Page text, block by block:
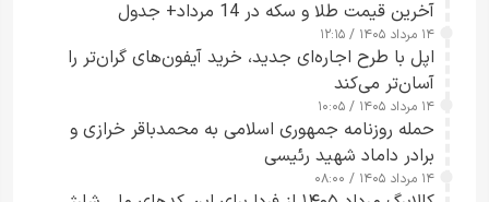
آخرین قیمت طلا و سکه در 14 مرداد+ جدول
۱۴ مرداد ۱۴۰۵ / ۱۲:۱۵
اپل با طرح اجاره‌ای جدید، خرید آیفون‌های گران‌تر را
آسان‌تر می‌کند
۱۴ مرداد ۱۴۰۵ / ۱۰:۰۵
حمله روزنامه جمهوری اسلامی به محمدباقر خرازی و
برادر داماد شهید رئیسی
۱۴ مرداد ۱۴۰۵ / ۰۸:۰۰